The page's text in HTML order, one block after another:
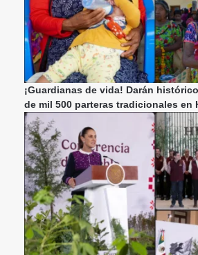
¡Guardianas de vida! Darán
de mil 500 parteras tradicionales en